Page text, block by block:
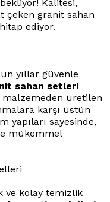
Kalitesi,
çeken granit sahan
ediyor.
yıllar güvenle
sahan setleri
üretilen
karşı üstün
yapıları sayesinde,
mükemmel
ve kolay temizlik